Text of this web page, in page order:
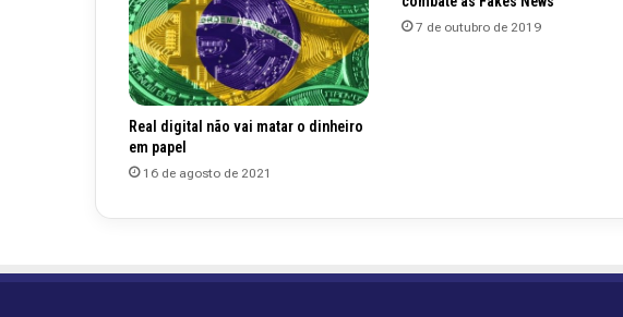
Real digital não vai matar o dinheiro
em papel
16 de agosto de 2021
7 de outubro de 2019